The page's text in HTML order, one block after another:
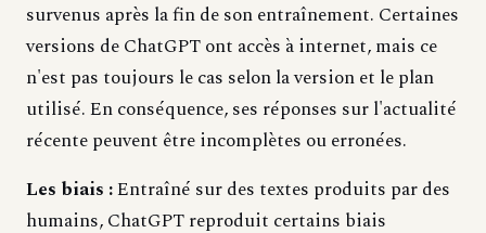
survenus après la fin de son entraînement. Certaines
versions de ChatGPT ont accès à internet, mais ce
n'est pas toujours le cas selon la version et le plan
utilisé. En conséquence, ses réponses sur l'actualité
récente peuvent être incomplètes ou erronées.
Les biais :Entraîné sur des textes produits par des
humains, ChatGPT reproduit certains biais